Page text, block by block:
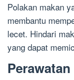
Polakan makan
membantu
lecet. Hindari
yang dapat